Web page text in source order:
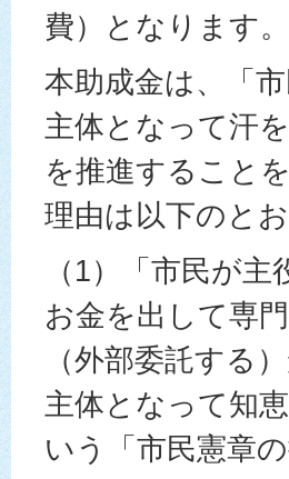
費）となります。
本助成金は、「
主体となって汗
を推進すること
理由は以下のとお
（1）「市民が
お金を出して専
（外部委託する
主体となって知
いう「市民憲章